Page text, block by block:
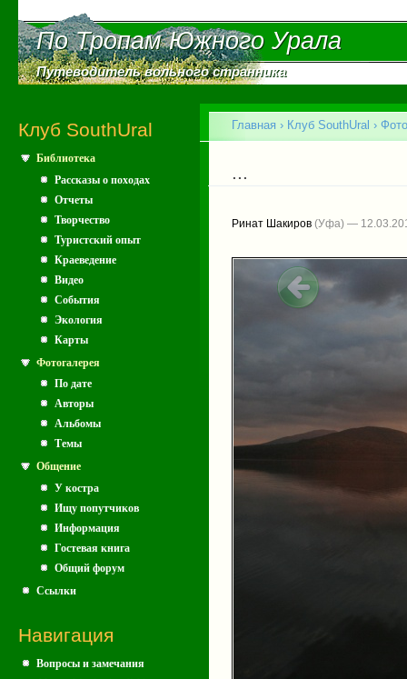
По Тропам Южного Урала
По Тропам Южного Урала
Путеводитель вольного странника
Путеводитель вольного странника
Клуб SouthUral
Библиотека
Рассказы о походах
Отчеты
Творчество
Туристский опыт
Краеведение
Видео
События
Экология
Карты
Фотогалерея
По дате
Авторы
Альбомы
Темы
Общение
У костра
Ищу попутчиков
Информация
Гостевая книга
Общий форум
Ссылки
Навигация
Вопросы и замечания
Главная › Клуб SouthUral ›
...
Ринат Шакиров (Уфа) —